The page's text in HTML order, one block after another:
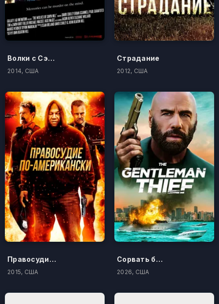
Волки с Сэйвин-Хилл
2014, США
Страдание
2012, США
Правосудие по-американски
2015, США
Сорвать банк 3: Вор-джентльмен
2026, США